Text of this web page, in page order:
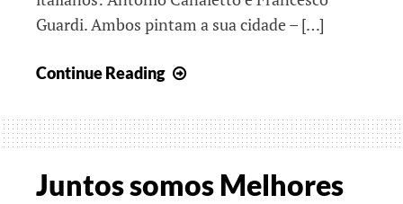
Guardi. Ambos pintam a sua cidade – […]
Continue Reading
outro
e
natureza
Juntos somos Melhores